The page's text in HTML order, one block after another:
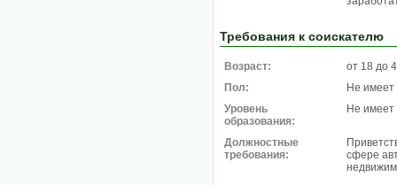
Требования к соискателю
Возраст:
от 18 до
Пол:
Не имеет
Уровень
образования:
Не имеет
Должностные
требования:
сфере